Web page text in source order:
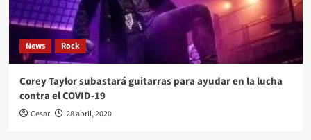
News Rock
Corey Taylor subastará guitarras para ayudar en la lucha
contra el COVID-19
Cesar 28 abril, 2020